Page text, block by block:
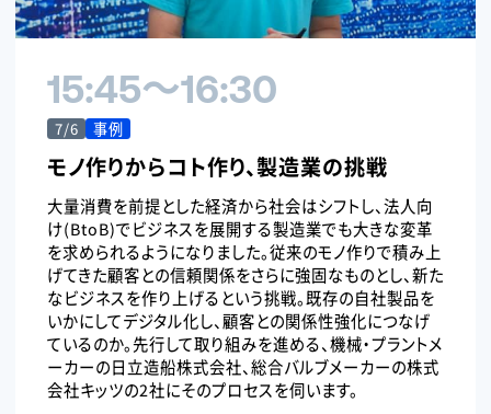
15:45〜16:30
7/6 事例
モノ作りからコト作り、製造業の挑戦
大量消費を前提とした経済から社会はシフトし、法人向
け(BtoB)でビジネスを展開する製造業でも大きな変革
を求められるようになりました。従来のモノ作りで積み上
げてきた顧客との信頼関係をさらに強固なものとし、新た
なビジネスを作り上げるという挑戦。既存の自社製品を
いかにしてデジタル化し、顧客との関係性強化につなげ
ているのか。先行して取り組みを進める、機械・プラントメ
ーカーの日立造船株式会社、総合バルブメーカーの株式
会社キッツの2社にそのプロセスを伺います。